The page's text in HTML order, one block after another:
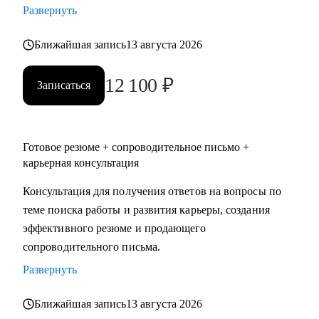
профессиональный кругозор и глубокое понимание
С чем помогу:
• структурировать процесс поиска новой компании/роли и
сделать его прозрачным;
• научу искать подходящие вакансии, оценивать, на какие
подходит тот или иной опыт, есть ли смысл туда
• подготовлю к собеседованию, научу вести переговоры,
дам варианты «вкусных» фраз и помогу найти
формулировки на презентацию «тонких» моментов вашей
биографии (причины переходов, перерывы, декрет, свой
бизнес и пр.).
Кому могу помочь:
Развернуть
Ближайшая запись13 августа 2026
Записаться 12 100 ₽
Готовое резюме + сопроводительное письмо +
карьерная консультация
Консультация для получения ответов на вопросы по
теме поиска работы и развития карьеры, создания
эффективного резюме и продающего
сопроводительного письма.
Развернуть
Ближайшая запись13 августа 2026